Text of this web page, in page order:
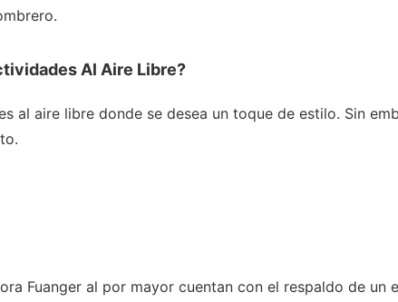
Al Aire Libre?
al aire libre donde se desea un toque de estilo. Sin
Fuanger al por mayor cuentan con el respaldo de